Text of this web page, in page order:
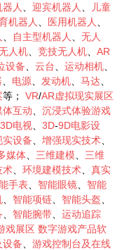
人 迎宾机器人
儿童
机器人 医用机器人
自主型机器人
无人
人机 竞技无人机
AR
设备 云台 运动相机
电源 发动机 马达
等； VR/AR虚拟现实展区
体互动
沉浸式体验游戏
电视 3D-9D电影设
实设备 增强现实技术
媒体 三维建模
三维
术 环境建模技术
真实
手表 智能眼镜
智能
智能项链 智能头盔
智能腕带
运动追踪
戏展区 数字游戏产品软
设备
游戏控制台及在线